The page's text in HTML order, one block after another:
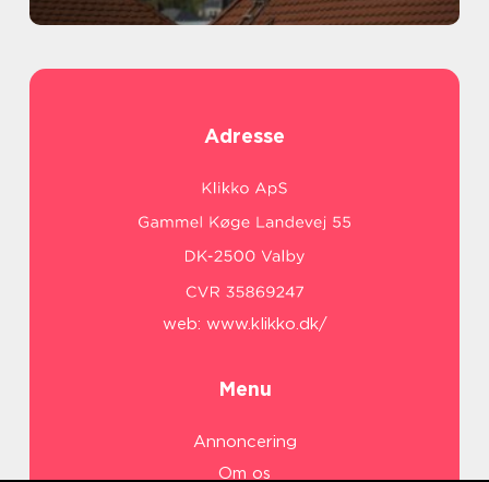
Adresse
web: www.klikko.dk/
Menu
Annoncering
Om os